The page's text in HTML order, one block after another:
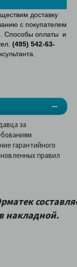
доставку
с покупателем
Способы оплаты и
(495) 542-63-
за
гарантийного
правил
накладной.